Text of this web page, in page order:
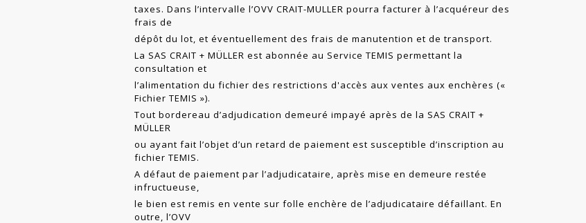
taxes. Dans l’intervalle l’OVV CRAIT-MULLER pourra facturer à l’acquéreur des
frais de
dépôt du lot, et éventuellement des frais de manutention et de transport.
La SAS CRAIT + MÜLLER est abonnée au Service TEMIS permettant la
consultation et
l’alimentation du fichier des restrictions d'accès aux ventes aux enchères («
Fichier TEMIS »).
Tout bordereau d’adjudication demeuré impayé après de la SAS CRAIT +
MÜLLER
ou ayant fait l’objet d’un retard de paiement est susceptible d’inscription au
fichier TEMIS.
A défaut de paiement par l’adjudicataire, après mise en demeure restée
infructueuse,
le bien est remis en vente sur folle enchère de l’adjudicataire défaillant. En
outre, l’OVV